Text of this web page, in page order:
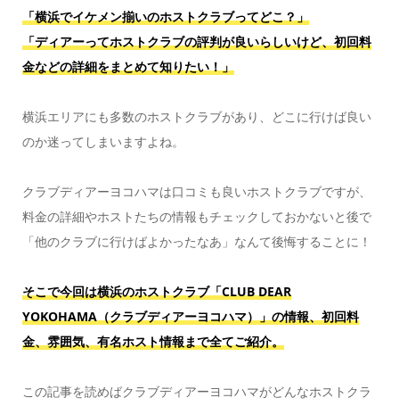
「横浜でイケメン揃いのホストクラブってどこ？」
「ディアーってホストクラブの評判が良いらしいけど、初回料
金などの詳細をまとめて知りたい！」
横浜エリアにも多数のホストクラブがあり、どこに行けば良い
のか迷ってしまいますよね。
クラブディアーヨコハマは口コミも良いホストクラブですが、
料金の詳細やホストたちの情報もチェックしておかないと後で
「他のクラブに行けばよかったなあ」なんて後悔することに！
そこで今回は横浜のホストクラブ「CLUB DEAR
YOKOHAMA（クラブディアーヨコハマ）」の情報、初回料
金、雰囲気、有名ホスト情報まで全てご紹介。
この記事を読めばクラブディアーヨコハマがどんなホストクラ